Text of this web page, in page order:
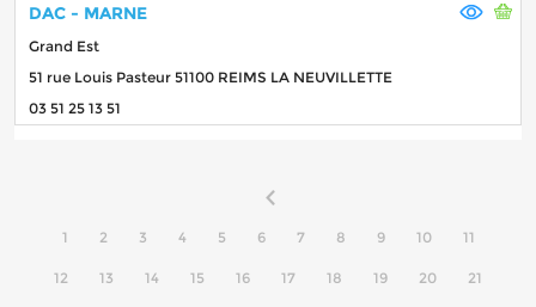
DAC - MARNE
Grand Est
51 rue Louis Pasteur 51100 REIMS LA NEUVILLETTE
03 51 25 13 51
1 2 3 4 5 6 7 8 9 10 11
12 13 14 15 16 17 18 19 20 21